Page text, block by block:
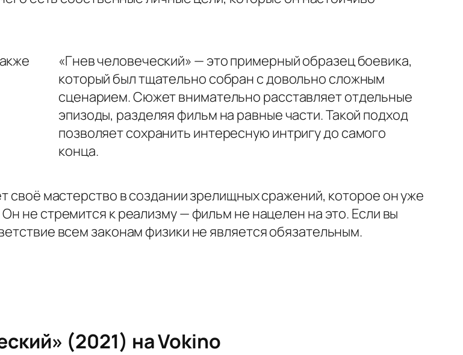
«Гнев человеческий» — это примерный образец боевика,
который был тщательно собран с довольно сложным
сценарием. Сюжет внимательно расставляет отдельные
эпизоды, разделяя фильм на равные части. Такой подход
позволяет сохранить интересную интригу до самого
конца.
своё мастерство в создании зрелищных сражений, которое он уже
не стремится к реализму — фильм не нацелен на это. Если вы
всем законам физики не является обязательным.
(2021) на Vokino